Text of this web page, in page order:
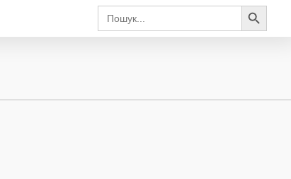
Search
for:
Search Button